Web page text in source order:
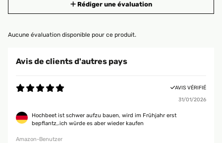
Rédiger une évaluation
Aucune évaluation disponible pour ce produit.
Avis de clients d'autres pays
AVIS VÉRIFIÉ
31/01/2026
Hochbeet ist schwer aufzu bauen, wird im Frühjahr erst
bepflantz,.ich würde es aber wieder kaufen
Amazon-Benutzer